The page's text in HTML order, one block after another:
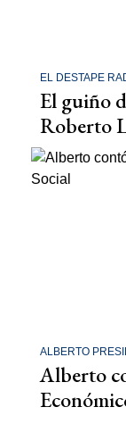
EL DESTAPE
El guiño
Roberto
ALBERTO
Alberto